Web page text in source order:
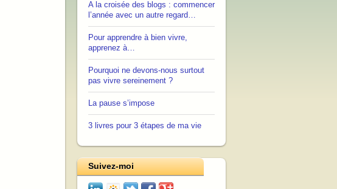
A la croisée des blogs : commencer
l’année avec un autre regard…
Pour apprendre à bien vivre,
apprenez à…
Pourquoi ne devons-nous surtout
pas vivre sereinement ?
La pause s’impose
3 livres pour 3 étapes de ma vie
Suivez-moi